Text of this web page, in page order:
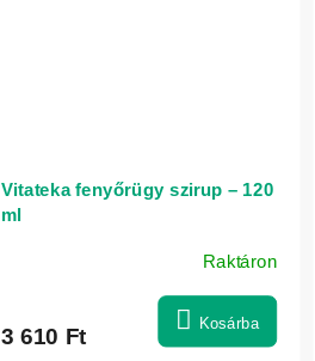
Vitateka fenyőrügy szirup – 120
ml
Raktáron
3 610 Ft Kosárba